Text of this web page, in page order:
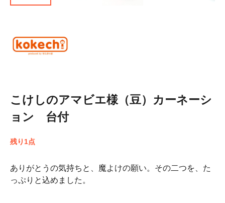
こけしのアマビエ様（豆）カーネーシ
ョン 台付
残り1点
ありがとうの気持ちと、魔よけの願い。その二つを、た
っぷりと込めました。